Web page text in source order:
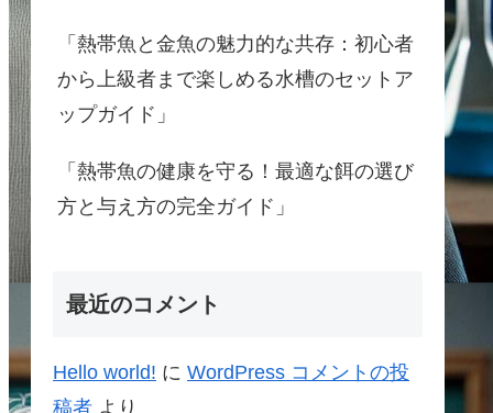
「熱帯魚と金魚の魅力的な共存：初心者
から上級者まで楽しめる水槽のセットア
ップガイド」
「熱帯魚の健康を守る！最適な餌の選び
方と与え方の完全ガイド」
最近のコメント
Hello world! に WordPress コメントの投
稿者 より